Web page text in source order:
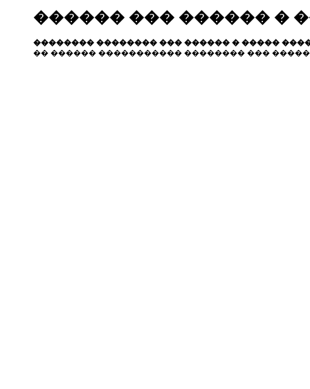
������ ��� ������ �
�������� �������� ��� ������ � �����
�� ������ ����������� �������� ���